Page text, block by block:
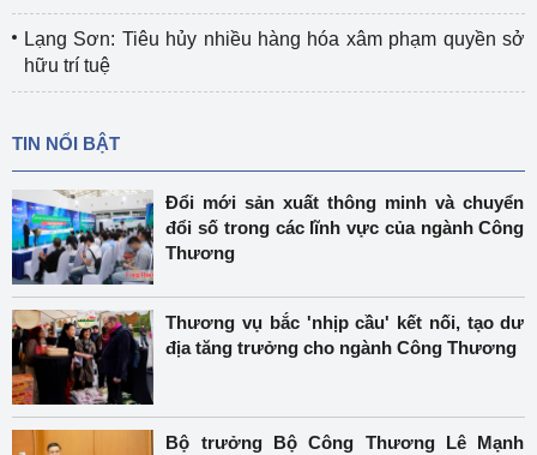
Lạng Sơn: Tiêu hủy nhiều hàng hóa xâm phạm quyền sở
hữu trí tuệ
TIN NỔI BẬT
Đổi mới sản xuất thông minh và chuyển
đổi số trong các lĩnh vực của ngành Công
Thương
Thương vụ bắc 'nhịp cầu' kết nối, tạo dư
địa tăng trưởng cho ngành Công Thương
Bộ trưởng Bộ Công Thương Lê Mạnh